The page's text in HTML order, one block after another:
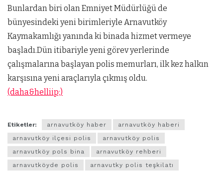
Bunlardan biri olan Emniyet Müdürlüğü de
bünyesindeki yeni birimleriyle Arnavutköy
Kaymakamlığı yanında ki binada hizmet vermeye
başladı.Dün itibariyle yeni görev yerlerinde
çalışmalarına başlayan polis memurları, ilk kez halkın
karşısına yeni araçlarıyla çıkmış oldu.
(daha&helliip;)
Etiketler: arnavutköy haber
arnavutköy haberi
arnavutköy ilçesi polis
arnavutköy polis
arnavutköy pols bina
arnavutköy rehberi
arnavutköyde polis
arnavutky polis teşkilatı